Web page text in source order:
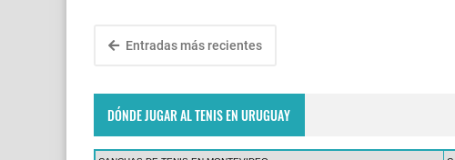
Entradas más recientes
DÓNDE JUGAR AL TENIS EN URUGUAY